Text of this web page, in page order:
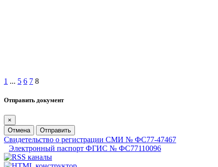
1 ... 5 6 7 8
Отправить документ
×
Отмена
Отправить
Свидетельство о регистрации СМИ № ФС77-47467
Электронный паспорт ФГИС № ФС77110096